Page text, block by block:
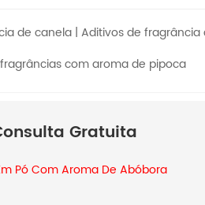
de canela | Aditivos de
com aroma de pipoca
Gratuita
Pó Com Aroma De Abóbora